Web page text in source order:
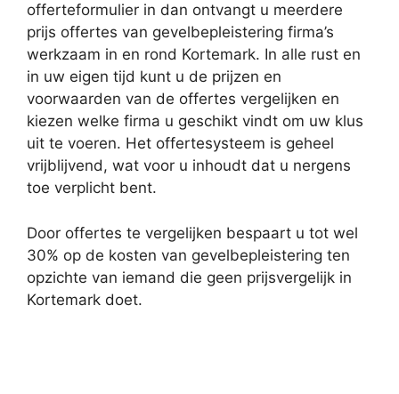
offerteformulier in dan ontvangt u meerdere
prijs offertes van gevelbepleistering firma’s
werkzaam in en rond Kortemark. In alle rust en
in uw eigen tijd kunt u de prijzen en
voorwaarden van de offertes vergelijken en
kiezen welke firma u geschikt vindt om uw klus
uit te voeren. Het offertesysteem is geheel
vrijblijvend, wat voor u inhoudt dat u nergens
toe verplicht bent.
Door offertes te vergelijken bespaart u tot wel
30% op de kosten van gevelbepleistering ten
opzichte van iemand die geen prijsvergelijk in
Kortemark doet.